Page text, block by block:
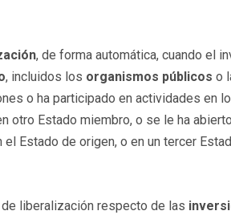
, de forma automática, cuando el
, incluidos los organismos públicos o
o ha participado en actividades en
otro Estado miembro, o se le ha
Estado de origen, o en un tercer
liberalización respecto de las